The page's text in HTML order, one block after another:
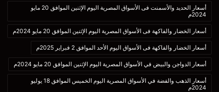
أسعار الحديد والأسمنت فى الأسواق المصرية اليوم الإثنين الموافق 20 مايو
2024م
أسعار الخضار والفاكهة فى الأسواق المصرية اليوم الإثنين الموافق 20 مايو 2024م
أسعار الخضار والفاكهة فى الأسواق اليوم الأحد الموافق 2 فبراير 2025م
أسعار الدواجن والبيض في الأسواق المصرية اليوم الإثنين الموافق 20 مايو 2024م
أسعار الذهب والفضة في الأسواق المصرية اليوم الخميس الموافق 18 يوليو
2024م